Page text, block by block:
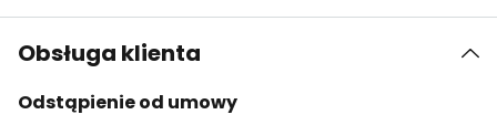
Obsługa klienta
Odstąpienie od umowy